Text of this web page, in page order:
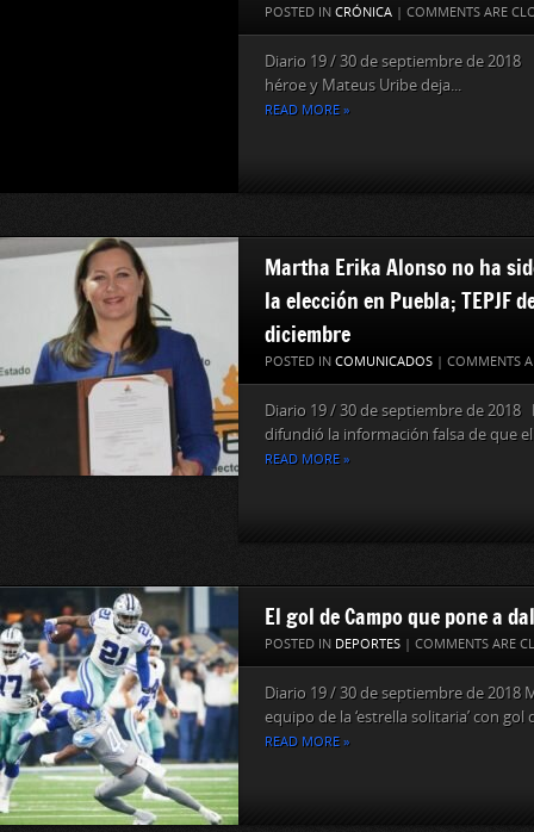
POSTED IN CRÓNICA | COMMENTS ARE
Diario 19 / 30 de septiembre de
héroe y Mateus Uribe deja...
READ MORE »
Martha Erika Alonso no ha
la elección en Puebla; TEPJF
diciembre
POSTED IN COMUNICADOS | COMMENTS
Diario 19 / 30 de septiembre de 2018
difundió la información falsa de que
READ MORE »
El gol de Campo que pone a
POSTED IN DEPORTES | COMMENTS ARE
Diario 19 / 30 de septiembre de 2018
equipo de la ‘estrella solitaria’ con gol
READ MORE »